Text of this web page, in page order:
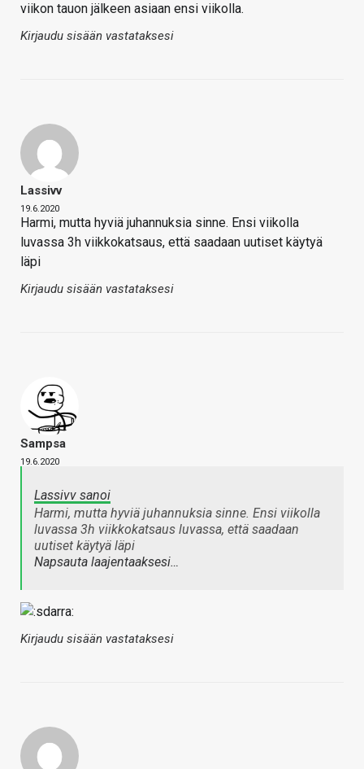
viikon tauon jälkeen asiaan ensi viikolla.
Kirjaudu sisään vastataksesi
Lassivv
19.6.2020
Harmi, mutta hyviä juhannuksia sinne. Ensi viikolla
luvassa 3h viikkokatsaus, että saadaan uutiset käytyä
läpi
Kirjaudu sisään vastataksesi
Sampsa
19.6.2020
Lassivv sanoi
Harmi, mutta hyviä juhannuksia sinne. Ensi viikolla
luvassa 3h viikkokatsaus luvassa, että saadaan
uutiset käytyä läpi
Napsauta laajentaaksesi…
Kirjaudu sisään vastataksesi